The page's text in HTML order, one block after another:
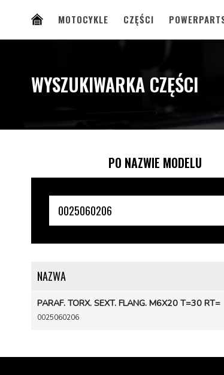
MOTOCYKLE CZĘŚCI
WYSZUKIWARKA CZĘŚCI
PO NAZWIE MODELU
NAZWA
PARAF. TORX. SEXT. FLANG. M6X20 T=30 RT=
0025060206